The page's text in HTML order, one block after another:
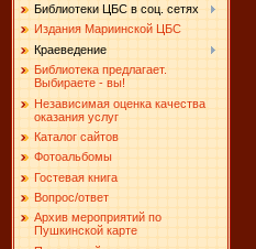
Библиотеки ЦБС в соц. сетях
Издания Мариинской ЦБС
Краеведение
Библиотека предлагает.
Выбираете - вы!
Независимая оценка качества
оказания услуг
Каталог сайтов
Фотоальбомы
Гостевая книга
Вопрос/ответ
Архив мероприятий по
Пушкинской карте